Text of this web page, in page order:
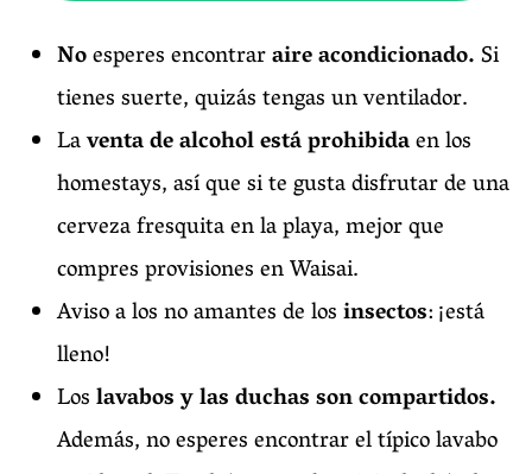
Noesperes encontraraire acondicionado.Si
tienes suerte, quizás tengas un ventilador.
Laventa de alcohol está prohibidaen los
homestays, así que si te gusta disfrutar de una
cerveza fresquita en la playa, mejor que
compres provisiones en Waisai.
Aviso a los no amantes de losinsectos: ¡está
lleno!
Loslavabos y las duchas son compartidos.
Además, no esperes encontrar el típico lavabo